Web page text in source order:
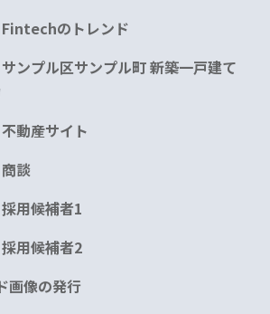
のトレンド
ンプル区サンプル町 新築一戸建て
動産サイト
談
用候補者1
用候補者2
画像の発行